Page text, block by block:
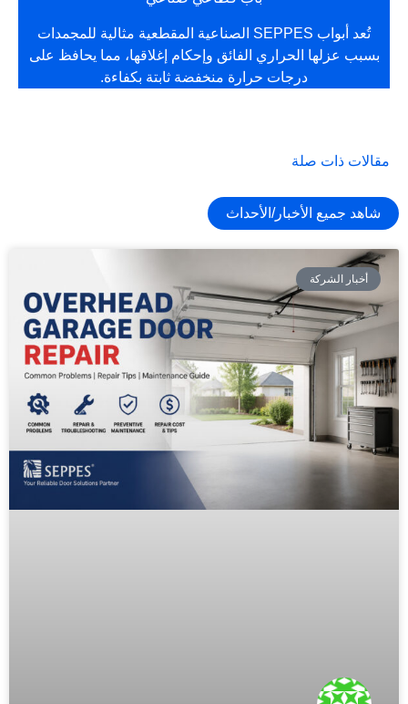
تُعد أبواب SEPPES الصناعية المقطعية مثالية للمجمدات
بسبب عزلها الحراري الفائق وإحكام إغلاقها، مما يحافظ على
درجات حرارة منخفضة ثابتة بكفاءة.
مقالات ذات صلة
شاهد جميع الأخبار/الأحداث
أخبار الشركة